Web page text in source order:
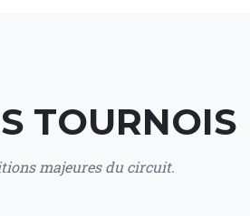
TOURNOIS
majeures du circuit.